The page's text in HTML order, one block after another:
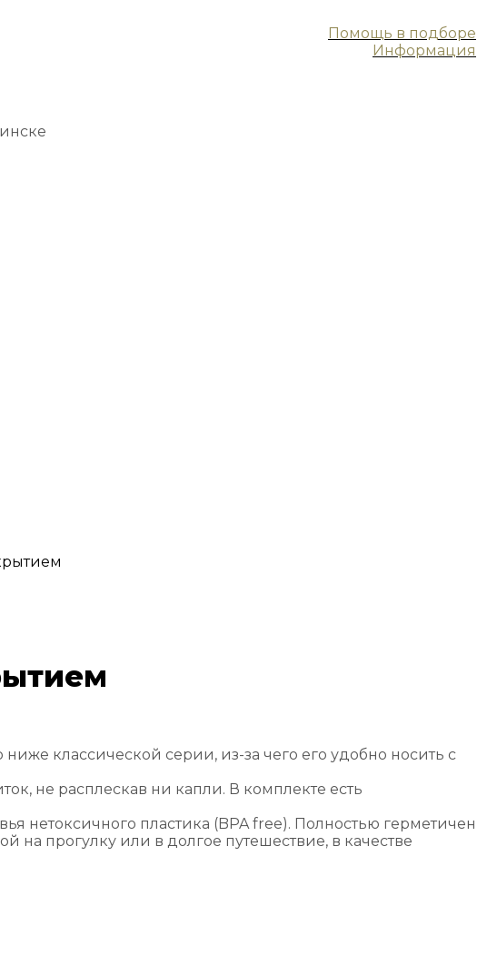
Помощь в подборе
Информация
классической серии, из-за чего его удобно носить с
не расплескав ни капли. В комплекте есть
нетоксичного пластика (BPA free). Полностью герметичен
на прогулку или в долгое путешествие, в качестве